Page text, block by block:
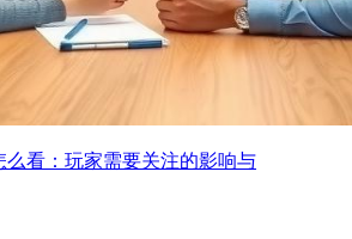
么看：玩家需要关注的影响与